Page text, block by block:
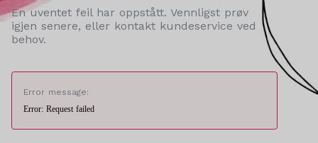
En uventet feil har oppstått. Vennligst prøv
igjen senere, eller kontakt kundeservice ved
behov.
Error message:
Error: Request failed